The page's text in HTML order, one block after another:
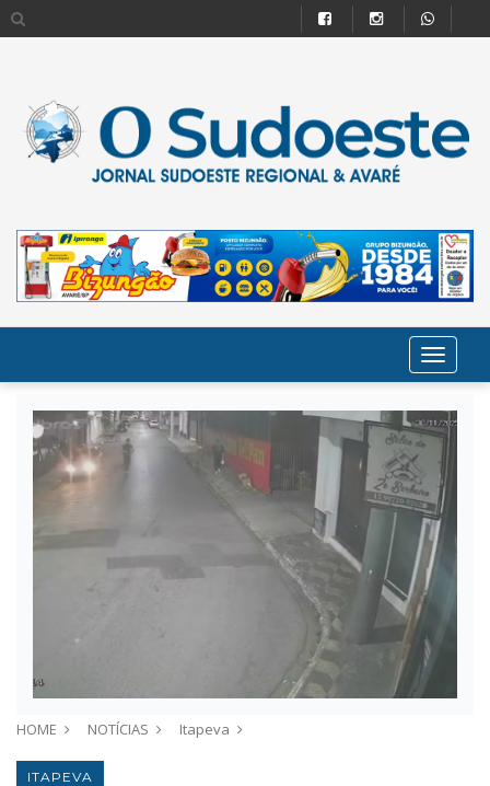
HOME NOTÍCIAS Itapeva
ITAPEVA